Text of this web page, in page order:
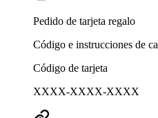
Pedido de tarjeta regalo
Código e instrucciones de
Código de tarjeta
XXXX-XXXX-XXXX